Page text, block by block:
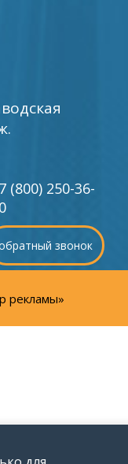
звонок
(800) 250-36-
рекламы»